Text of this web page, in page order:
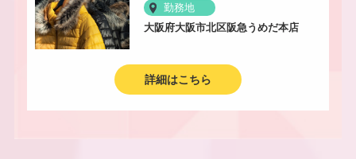
勤務地
大阪府大阪市北区阪急うめだ本店
詳細はこちら